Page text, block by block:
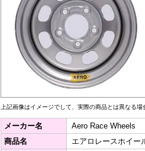
上記画像はイメージでして、実際の商品とは異なる場
メーカー名
Aero Race Wheels
商品名
エアロレースホイー